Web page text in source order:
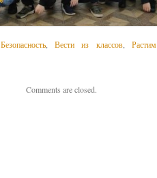
Безопасность,Вести из классов,Растим
Comments are closed.